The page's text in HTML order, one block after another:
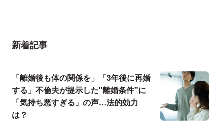
新着記事
「離婚後も体の関係を」「3年後に再婚
する」不倫夫が提示した"離婚条件"に
「気持ち悪すぎる」の声…法的効力
は？